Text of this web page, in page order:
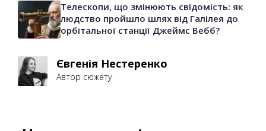
Телескопи, що змінюють свідомість: як
людство пройшло шлях від Галілея до
орбітальної станції Джеймс Вебб?
Євгенія Нестеренко
Автор сюжету